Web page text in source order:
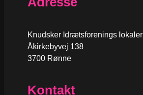
Knudsker Idrætsforenings lokaler
Åkirkebyvej 138
3700 Rønne
Kontakt